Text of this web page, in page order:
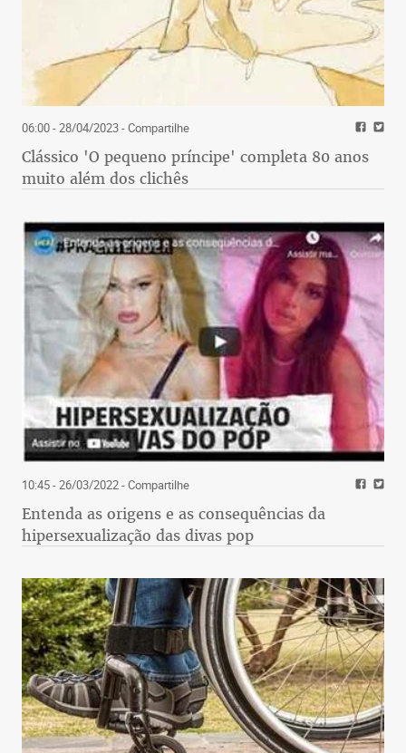
06:00 - 28/04/2023- Compartilhe
Clássico 'O pequeno príncipe' completa 80 anos
muito além dos clichês
10:45 - 26/03/2022- Compartilhe
Entenda as origens e as consequências da
hipersexualização das divas pop